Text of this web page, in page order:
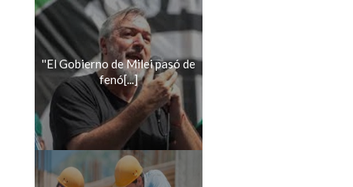
''El Gobierno de Milei pasó de
fenó[...]